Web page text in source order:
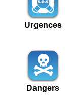
Urgences
Dangers